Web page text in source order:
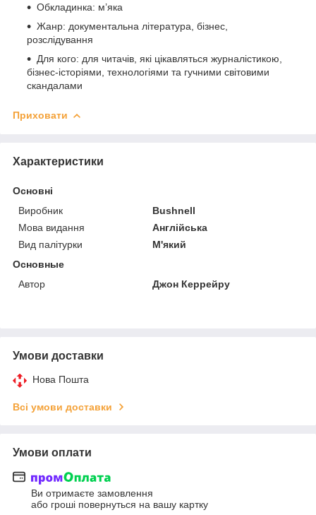
Обкладинка: м’яка
Жанр: документальна література, бізнес,
розслідування
Для кого: для читачів, які цікавляться журналістикою,
бізнес-історіями, технологіями та гучними світовими
скандалами
Приховати
Характеристики
Основні
Виробник
Bushnell
Мова видання
Англійська
Вид палітурки
М'який
Основные
Автор
Джон Керрейру
Умови доставки
Нова Пошта
Всі умови доставки
Умови оплати
Ви отримаєте замовлення
або гроші повернуться на вашу картку